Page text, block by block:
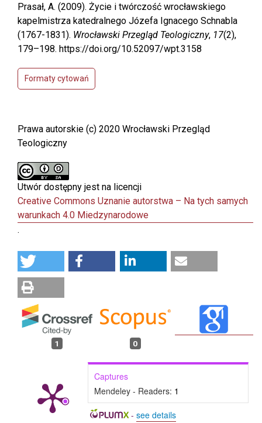
Prasał, A. (2009). Życie i twórczość wrocławskiego
kapelmistrza katedralnego Józefa Ignacego Schnabla
(1767-1831). Wrocławski Przegląd Teologiczny, 17(2),
179–198. https://doi.org/10.52097/wpt.3158
Formaty cytowań
Prawa autorskie (c) 2020 Wrocławski Przegląd
Teologiczny
Utwór dostępny jest na licencji
Creative Commons Uznanie autorstwa – Na tych samych
warunkach 4.0 Miedzynarodowe
.
1 0
Tomasz Fatalski (2025)
Wrocławscy muzycy w latach młodości Józefa
Elsnera (1781–1789).Muzyka,70(4),49.
Captures
Mendeley - Readers: 1
- see details